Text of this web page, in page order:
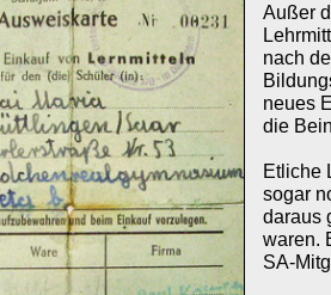
Außer
nach
neues
die
Etliche
sogar
daraus
waren.
SA-